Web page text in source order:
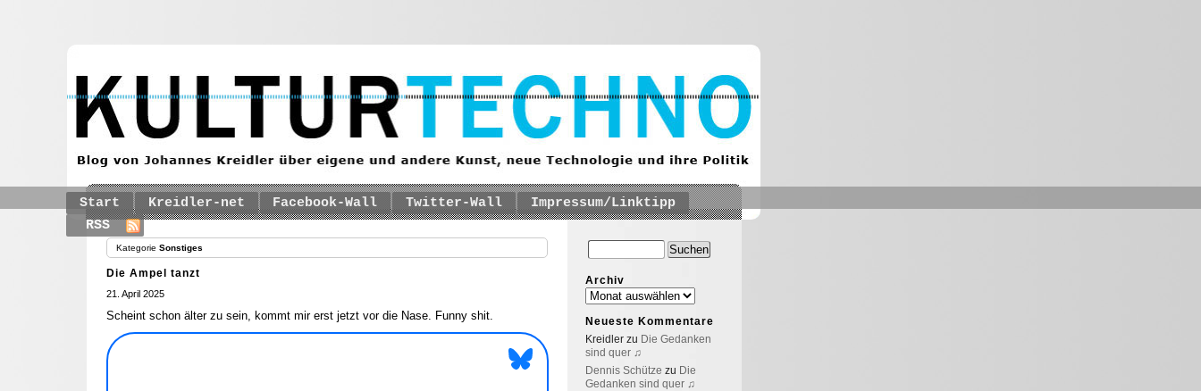
Start Kreidler-net Facebook-Wall Twitter-Wall
Impressum/Linktipp
RSS
Kategorie Sonstiges
Die Ampel tanzt
21. April 2025
Scheint schon älter zu sein, kommt mir erst jetzt vor die Nase. Funny shit.
Archiv
Neueste Kommentare
Kreidler zu Die Gedanken
sind quer ♫
Dennis Schütze zu Die
Gedanken sind quer ♫